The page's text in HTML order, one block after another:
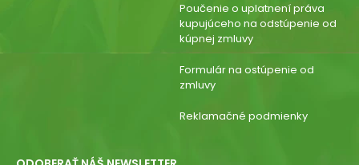
Poučenie o uplatnení práva
kupujúceho na odstúpenie od
kúpnej zmluvy
Formulár na ostúpenie od
zmluvy
Reklamačné podmienky